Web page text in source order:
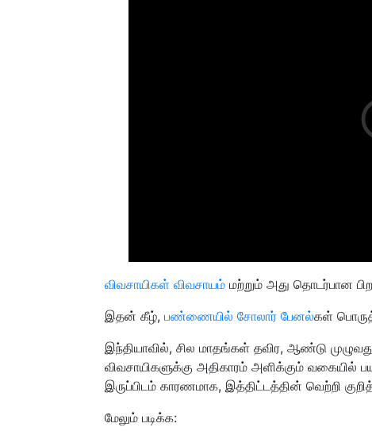
விவசாயிகள் விவசாயம் மற்றும் அது தொடர்பான
இதன் கீழ், பண்ணையில் சோலார் பேனல்கள்
இந்தியாவில், சில மாதங்கள் தவிர, ஆண்டு
விவசாயிகளுக்கு அதிகாரம் அளிக்கும் வகையில்
இருப்பிடம் காரணமாக, இத்திட்டத்தின் வெற்றி
மேலும் படிக்க: